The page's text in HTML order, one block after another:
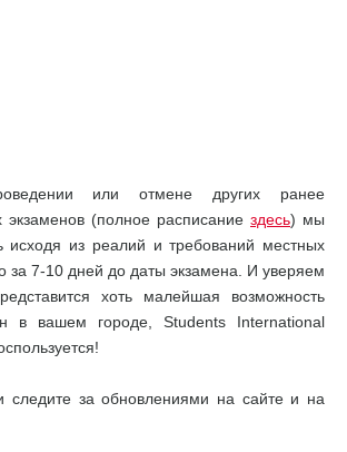
или отмене других ранее
экзаменов (полное расписание здесь) мы
исходя из реалий и требований местных
за 7-10 дней до даты экзамена. И уверяем
хоть малейшая возможность
в вашем городе, Students International
следите за обновлениями на сайте и на